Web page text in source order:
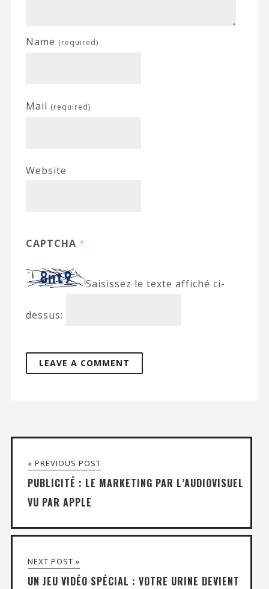
Name (required)
Mail (required)
Website
CAPTCHA *
Saisissez le texte affiché ci-
dessus:
« PREVIOUS POST
PUBLICITÉ : LE MARKETING PAR L’AUDIOVISUEL
VU PAR APPLE
NEXT POST »
UN JEU VIDÉO SPÉCIAL : VOTRE URINE DEVIENT